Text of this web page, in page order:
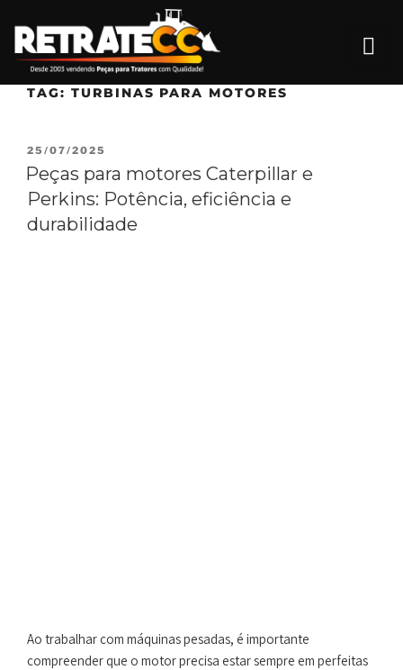
TAG: TURBINAS PARA MOTORES
25/07/2025
Peças para motores Caterpillar e
Perkins: Potência, eficiência e
durabilidade
Ao trabalhar com máquinas pesadas, é importante
compreender que o motor precisa estar sempre em perfeitas